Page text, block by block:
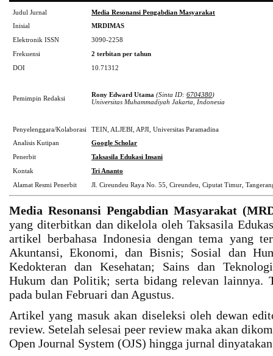
Judul Jurnal
Media Resonansi Pengabdian Masyarakat
Inisial
MRDIMAS
Elektronik ISSN
3090-2258
Frekuensi
2 terbitan per tahun
DOI
10.71312
Pemimpin Redaksi Rony Edward Utama (Sinta ID: 6704380)
Universitas Muhammadiyah Jakarta, Indonesia
Penyelenggara/Kolaborasi
TEIN, ALJEBI, APJI, Universitas Paramadina
Analisis Kutipan
Google Scholar
Penerbit
Taksasila Edukasi Insani
Kontak
Tri Ananto
Alamat Resmi Penerbit
Jl. Cireundeu Raya No. 55, Cireundeu, Ciputat Timur,
Media Resonansi Pengabdian Masyarakat
yang diterbitkan dan dikelola oleh Taksasila
artikel berbahasa Indonesia dengan tema yang
Akuntansi, Ekonomi, dan Bisnis; Sosial dan
Kedokteran dan Kesehatan; Sains dan
Hukum dan Politik; serta bidang relevan lainnya.
pada bulan Februari dan Agustus.
Artikel yang masuk akan diseleksi oleh dewan
review. Setelah selesai peer review maka akan
Open Journal System (OJS) hingga jurnal